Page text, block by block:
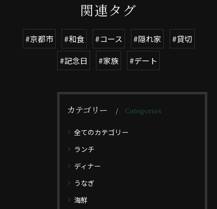
関連タグ
#京都市 #和食 #コース #隠れ家
#貸切
#記念日
#家族 #デート
カテゴリー Categories
全てのカテゴリー
ランチ
ディナー
うなぎ
海鮮